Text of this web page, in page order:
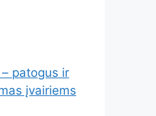
patogus ir
įvairiems